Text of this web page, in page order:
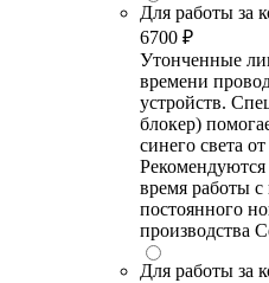
Для работы за
6700 ₽
Утонченные
времени
устройств.
блокер)
синего света
Рекомендуются
время работы с
постоянного
производства
Для работы за